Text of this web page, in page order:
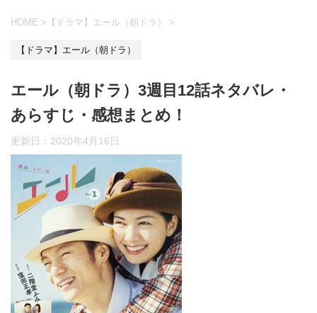
HOME > 【ドラマ】エール（朝ドラ） >
【ドラマ】エール（朝ドラ）
エール（朝ドラ）3週目12話ネタバレ・
あらすじ・感想まとめ！
更新日： 2020年4月16日